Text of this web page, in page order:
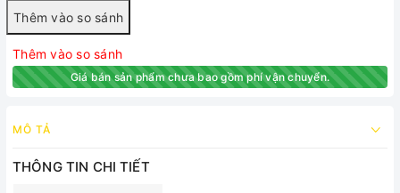
Thêm vào so sánh
Giá bán sản phẩm chưa bao gồm phí vận chuyển.
MÔ TẢ
THÔNG TIN CHI TIẾT